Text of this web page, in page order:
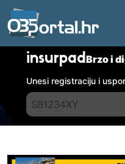
insurpadBrzo i
Unesi registraciju i